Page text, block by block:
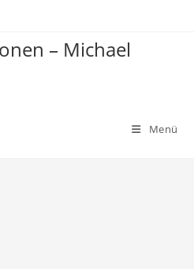
– Michael
Menü